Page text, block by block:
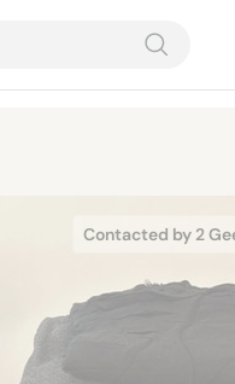
Contacted by 2